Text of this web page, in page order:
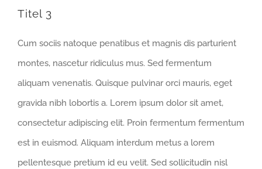
Titel 3
Cum sociis natoque penatibus et magnis dis parturient
montes, nascetur ridiculus mus. Sed fermentum
aliquam venenatis. Quisque pulvinar orci mauris, eget
gravida nibh lobortis a. Lorem ipsum dolor sit amet,
consectetur adipiscing elit. Proin fermentum fermentum
est in euismod. Aliquam interdum metus a lorem
pellentesque pretium id eu velit. Sed sollicitudin nisl